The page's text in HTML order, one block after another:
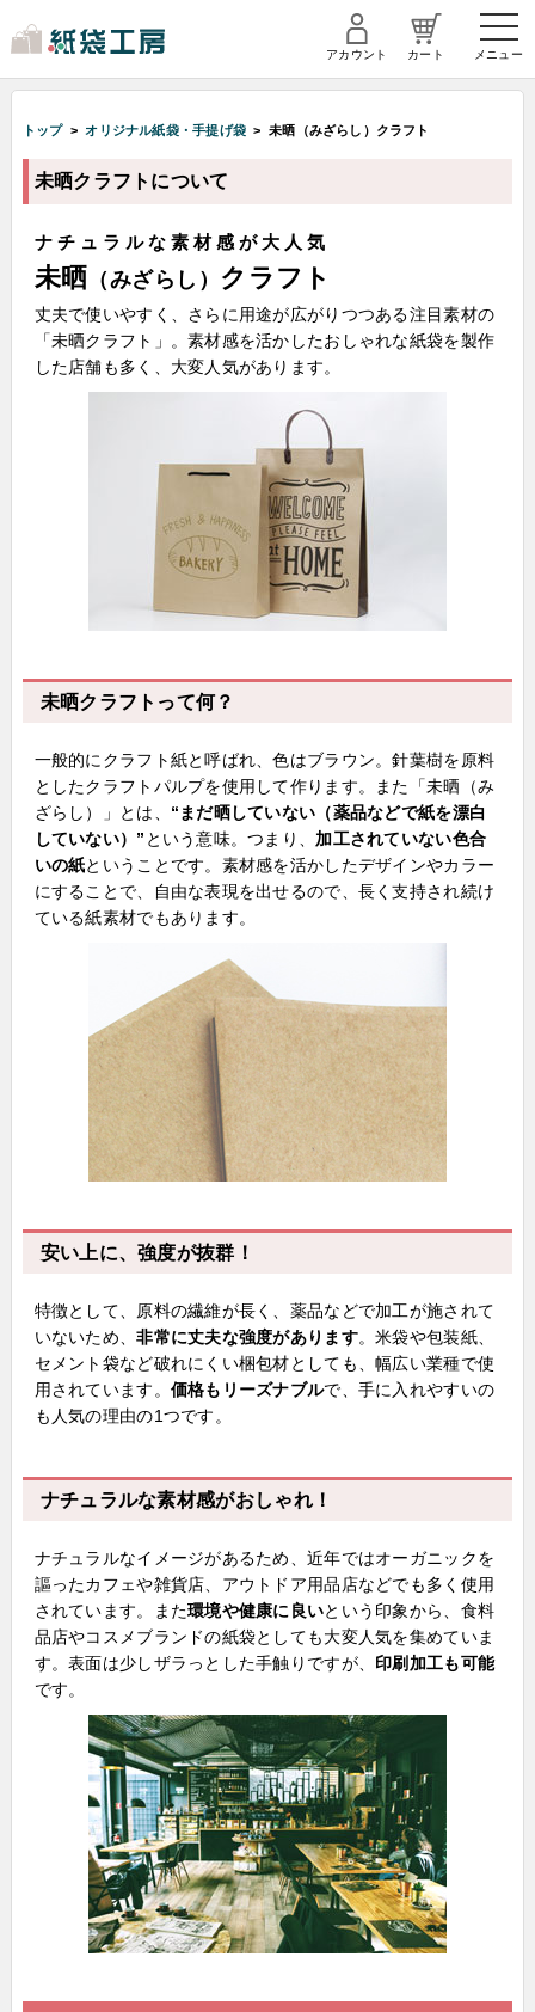
アカウント カート メニュー
トップ> オリジナル紙袋・手提げ袋> 未晒（みざらし）クラフト
未晒クラフトについて
ナチュラルな素材感が大人気
未晒 （みざらし） クラフト
丈夫で使いやすく、さらに用途が広がりつつある注目素材の
「未晒クラフト」。素材感を活かしたおしゃれな紙袋を製作
した店舗も多く、大変人気があります。
未晒クラフトって何？
一般的にクラフト紙と呼ばれ、色はブラウン。針葉樹を原料
としたクラフトパルプを使用して作ります。また「未晒（み
ざらし）」とは、 “まだ晒していない（薬品などで紙を漂白
していない）” という意味。つまり、 加工されていない色合
いの紙ということです。素材感を活かしたデザインやカラー
にすることで、自由な表現を出せるので、長く支持され続け
ている紙素材でもあります。
安い上に、強度が抜群！
特徴として、原料の繊維が長く、薬品などで加工が施されて
いないため、非常に丈夫な強度があります。米袋や包装紙、
セメント袋など破れにくい梱包材としても、幅広い業種で使
用されています。 価格もリーズナブルで、手に入れやすいの
も人気の理由の1つです。
ナチュラルな素材感がおしゃれ！
ナチュラルなイメージがあるため、近年ではオーガニックを
謳ったカフェや雑貨店、アウトドア用品店などでも多く使用
されています。また環境や健康に良いという印象から、食料
品店やコスメブランドの紙袋としても大変人気を集めていま
す。表面は少しザラっとした手触りですが、 印刷加工も可能
です。